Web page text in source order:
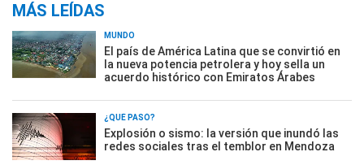
MÁS LEÍDAS
MUNDO
El país de América Latina que se convirtió en
la nueva potencia petrolera y hoy sella un
acuerdo histórico con Emiratos Árabes
¿QUÉ PASÓ?
Explosión o sismo: la versión que inundó las
redes sociales tras el temblor en Mendoza